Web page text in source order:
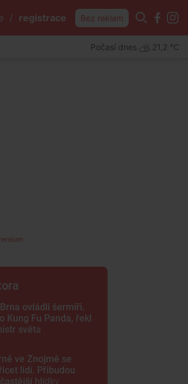
/ registrace Bez reklam
Počasí dnes 21,2 °C
ovládli šermíři.
Kung Fu Panda, řekl
světa
ve Znojmě se
lidí. Přibudou
hlídky